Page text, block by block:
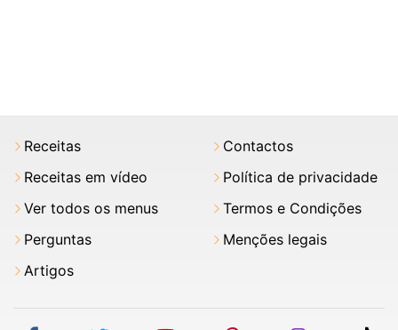
Receitas
Receitas em vídeo
Ver todos os menus
Perguntas
Artigos
Contactos
Política de privacidade
Termos e Condições
Menções legais